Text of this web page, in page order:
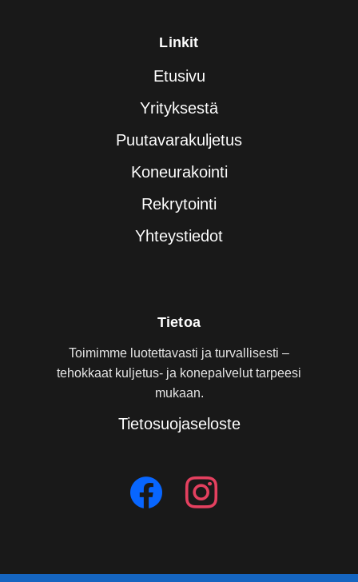
Linkit
Etusivu
Yrityksestä
Puutavarakuljetus
Koneurakointi
Rekrytointi
Yhteystiedot
Tietoa
Toimimme luotettavasti ja turvallisesti –
tehokkaat kuljetus- ja konepalvelut tarpeesi
mukaan.
Tietosuojaseloste